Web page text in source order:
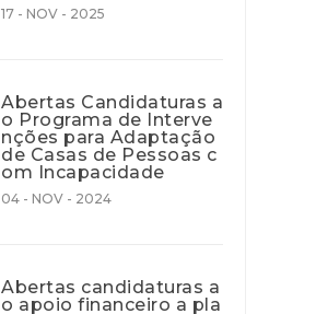
17 - NOV - 2025
Abertas Candidaturas a
o Programa de Interve
nções para Adaptação
de Casas de Pessoas c
om Incapacidade
04 - NOV - 2024
Abertas candidaturas a
o apoio financeiro a pla